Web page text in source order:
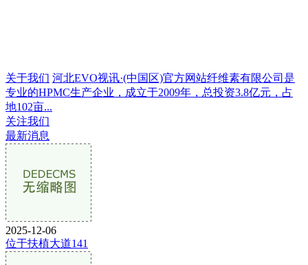
关于我们 河北EVO视讯·(中国区)官方网站纤维素有限公司是
专业的HPMC生产企业，成立于2009年，总投资3.8亿元，占
地102亩...
关注我们
最新消息
2025-12-06
位于扶植大道141